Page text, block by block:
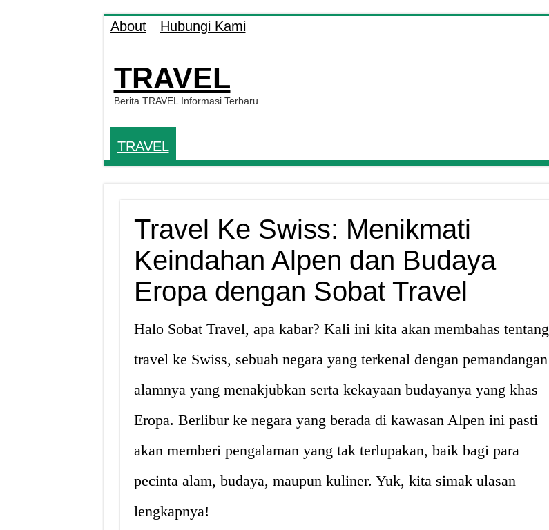
About Hubungi Kami
TRAVEL
Berita TRAVEL Informasi Terbaru
TRAVEL
Travel Ke Swiss: Menikmati
Keindahan Alpen dan Budaya
Eropa dengan Sobat Travel
Halo Sobat Travel, apa kabar? Kali ini kita akan membahas tentang
travel ke Swiss, sebuah negara yang terkenal dengan pemandangan
alamnya yang menakjubkan serta kekayaan budayanya yang khas
Eropa. Berlibur ke negara yang berada di kawasan Alpen ini pasti
akan memberi pengalaman yang tak terlupakan, baik bagi para
pecinta alam, budaya, maupun kuliner. Yuk, kita simak ulasan
lengkapnya!